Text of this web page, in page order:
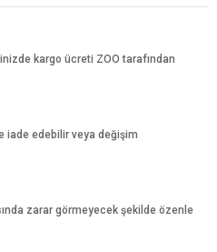
kargo ücreti ZOO tarafından
iade edebilir veya değişim
zarar görmeyecek şekilde özenle